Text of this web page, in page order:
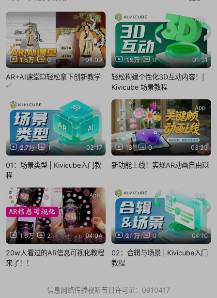
1.5万 0 04:09
App
AR+AI课堂💥轻松拿下创新教学
✅
1.9万 0 01:31
App
轻松构建个性化3D互动内容！|
Kivicube 场景教程
2.7万 1 02:17
App
01：场景类型 | Kivicube入门教
程
181 0 03:25
App
新功能上线！实现AR动画自由💥
1.6万 2 04:04
App
20w人看过的AR信息可视化教程
来了！！
2.1万 0 04:10
App
02：合辑与场景 | Kivicube入门
教程
信息网络传播视听节目许可证：0910417